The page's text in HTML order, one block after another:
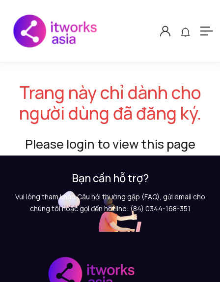
Trang này chỉ dành cho
người dùng đã đăng ký.
Please login to view this page
Bạn cần hỗ trợ?
Vui lòng tham khảo Câu hỏi thường gặp (FAQ), gửi email cho
chúng tôi hoặc gọi đến hotline: (84) 0344-168-351